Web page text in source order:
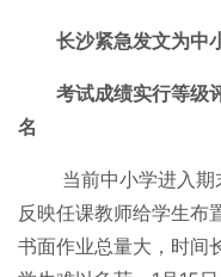
长沙紧急发文为中
考试成绩实行等级
名
当前中小学进入期
反映任课教师给学生布
书面作业总量大，时间